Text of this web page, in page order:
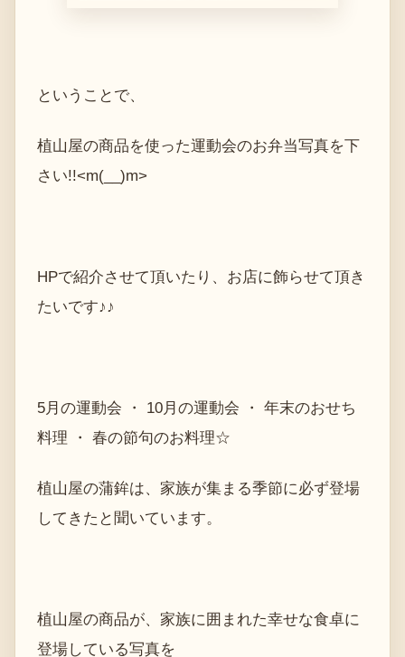
ということで、
植山屋の商品を使った運動会のお弁当写真を下
さい!!<m(__)m>
HPで紹介させて頂いたり、お店に飾らせて頂き
たいです♪♪
5月の運動会 ・ 10月の運動会 ・ 年末のおせち
料理 ・ 春の節句のお料理☆
植山屋の蒲鉾は、家族が集まる季節に必ず登場
してきたと聞いています。
植山屋の商品が、家族に囲まれた幸せな食卓に
登場している写真を